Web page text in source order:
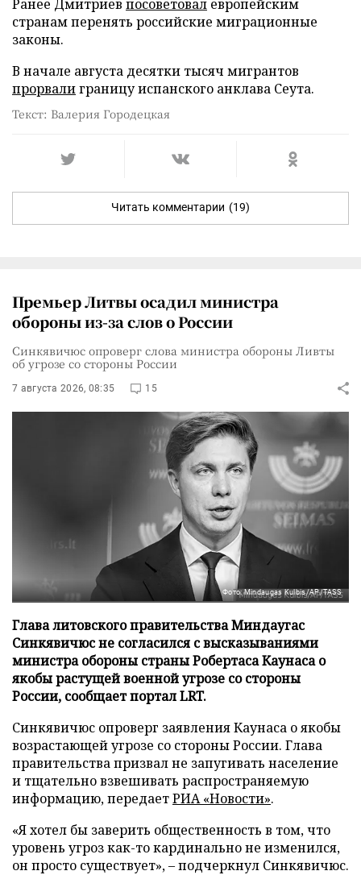
Ранее Дмитриев посоветовал европейским
странам перенять российские миграционные
законы.
В начале августа десятки тысяч мигрантов
прорвалиграницу испанского анклава Сеута.
Текст: Валерия Городецкая
Читать комментарии (19)
Премьер Литвы осадил министра
обороны из-за слов о России
Синкявичюс опроверг слова министра обороны Ливты
об угрозе со стороны России
7 августа 2026, 08:35 15
Фото: Mindaugas Kulbis/AP/TASS
Глава литовского правительства Миндаугас
Синкявичюс не согласился с высказываниями
министра обороны страны Робертаса Каунаса о
якобы растущей военной угрозе со стороны
России, сообщает портал LRT.
Синкявичюс опроверг заявления Каунаса о якобы
возрастающей угрозе со стороны России. Глава
правительства призвал не запугивать население
и тщательно взвешивать распространяемую
информацию, передаетРИА «Новости».
«Я хотел бы заверить общественность в том, что
уровень угроз как-то кардинально не изменился,
он просто существует», – подчеркнул Синкявичюс.